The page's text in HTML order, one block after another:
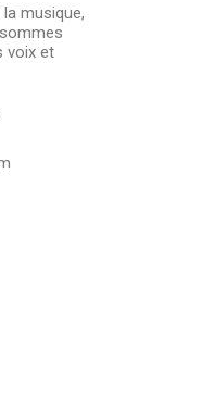
musique,
voix et